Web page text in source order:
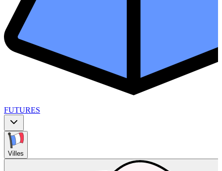
FUTURES
Villes